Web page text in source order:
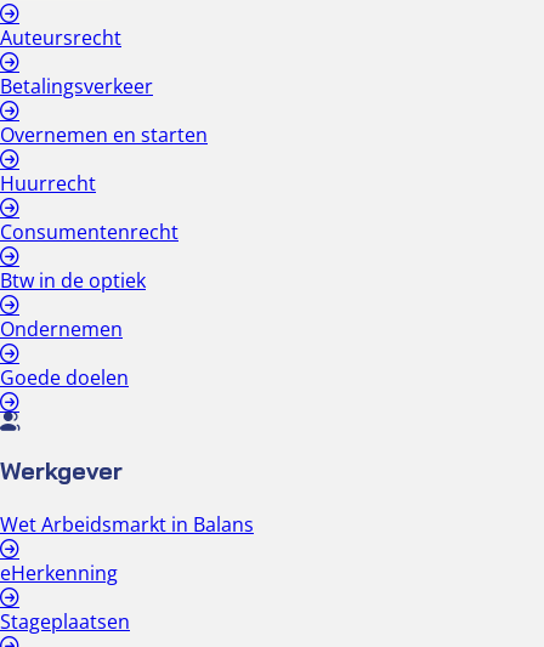
Auteursrecht
Betalingsverkeer
Overnemen en starten
Huurrecht
Consumentenrecht
Btw in de optiek
Ondernemen
Goede doelen
Werkgever
Wet Arbeidsmarkt in Balans
eHerkenning
Stageplaatsen